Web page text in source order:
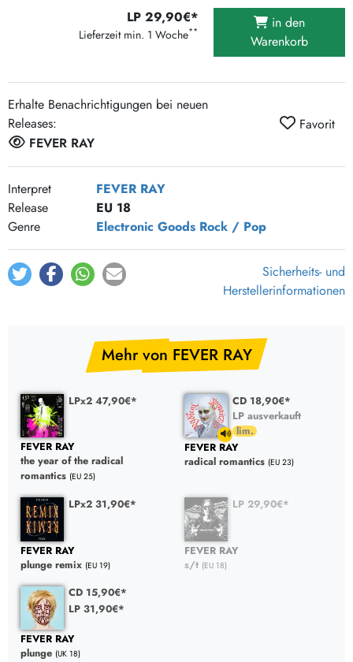
LP 29,90€*
Lieferzeit min. 1 Woche**
in den
Warenkorb
Erhalte Benachrichtigungen bei neuen
Releases:
FEVER RAY
Favorit
Interpret
FEVER RAY
Release
EU 18
Genre
Electronic Goods Rock / Pop
Sicherheits- und
Herstellerinformationen
Mehr von FEVER RAY
LPx2 47,90€*
FEVER RAY
the year of the radical
romantics (EU 25)
CD 18,90€*
LP ausverkauft
FEVER RAY
radical romantics (EU 23)
LPx2 31,90€*
FEVER RAY
plunge remix (EU 19)
LP 29,90€*
FEVER RAY
s/t (EU 18)
CD 15,90€*
LP 31,90€*
FEVER RAY
plunge (UK 18)